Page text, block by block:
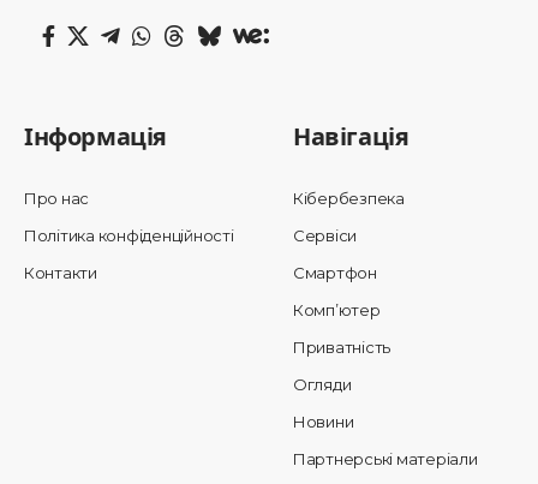
Інформація
Про нас
Політика конфіденційності
Контакти
Навігація
Кібербезпека
Сервіси
Смартфон
Комп’ютер
Приватність
Огляди
Новини
Партнерські матеріали